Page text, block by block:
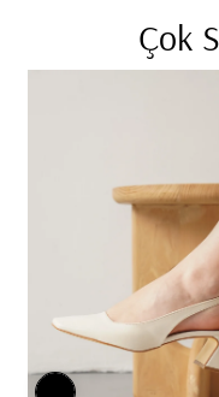
Çok